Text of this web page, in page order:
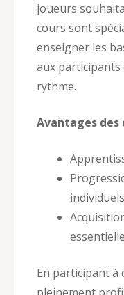
joueurs
cours sont
enseigner les
aux
rythme.
Avantages des
individuels
En participant à